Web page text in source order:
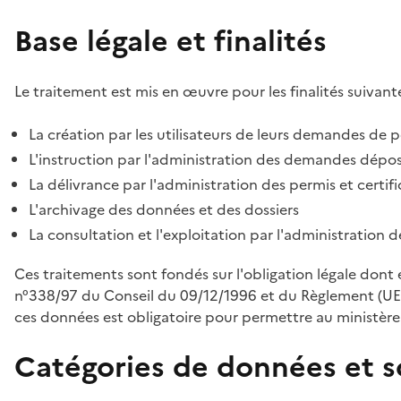
Base légale et finalités
Le traitement est mis en œuvre pour les finalités
La création par les utilisateurs de leurs demandes
L'instruction par l'administration des demandes
La délivrance par l'administration des permis et
L'archivage des données et des dossiers
La consultation et l'exploitation par l'administration
Ces traitements sont fondés sur l'obligation légale
n°338/97 du Conseil du 09/12/1996 et du Règlement
ces données est obligatoire pour permettre au
Catégories de données et